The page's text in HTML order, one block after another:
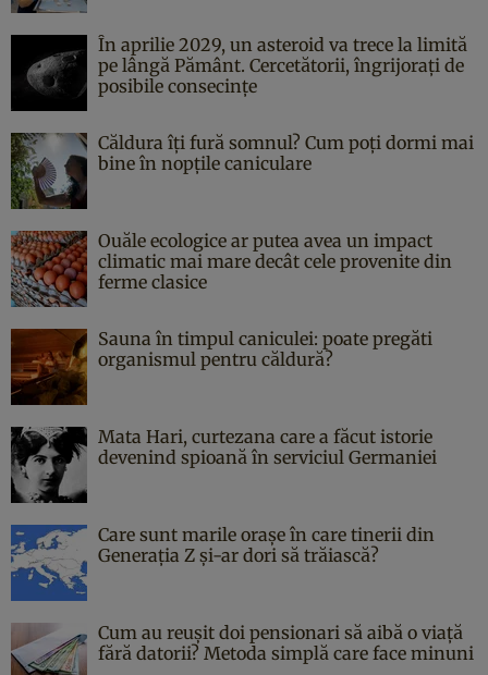
În aprilie 2029, un asteroid va trece la limită
pe lângă Pământ. Cercetătorii, îngrijorați de
posibile consecințe
Căldura îți fură somnul? Cum poți dormi mai
bine în nopțile caniculare
Ouăle ecologice ar putea avea un impact
climatic mai mare decât cele provenite din
ferme clasice
Sauna în timpul caniculei: poate pregăti
organismul pentru căldură?
Mata Hari, curtezana care a făcut istorie
devenind spioană în serviciul Germaniei
Care sunt marile orașe în care tinerii din
Generația Z și-ar dori să trăiască?
Cum au reușit doi pensionari să aibă o viață
fără datorii? Metoda simplă care face minuni